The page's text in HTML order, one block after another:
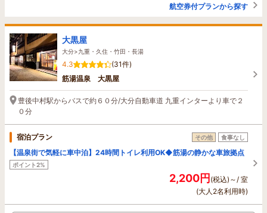
航空券付プランから探す
大黒屋
大分>九重・久住・竹田・長湯
4.3
(31件)
筋湯温泉 大黒屋
豊後中村駅からバスで約６０分/大分自動車道 九重インターより車で２
０分
宿泊プラン その他 食事なし
【温泉街で気軽に車中泊】24時間トイレ利用OK◆筋湯の静かな車旅拠点
ポイント2%
2,200円(税込)～/ 室
(大人2名利用時)